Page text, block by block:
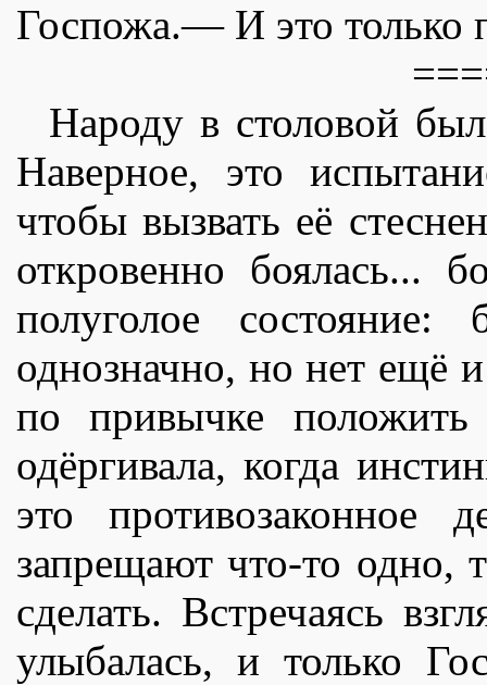
Госпожа.— И это только
Народу в столовой
Наверное, это
чтобы вызвать еë
откровенно боялась...
полуголое
однозначно, но нет ещë
по привычке
одëргивала, когда
это противозаконное
запрещают что-то одно,
сделать. Встречаясь
улыбалась, и только